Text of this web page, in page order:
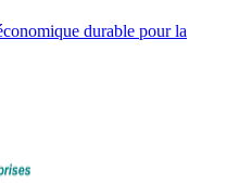
durable pour la